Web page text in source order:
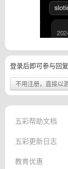
登录后即可参与回复
不用注册，直接以
五彩帮助文档
五彩更新日志
教育优惠